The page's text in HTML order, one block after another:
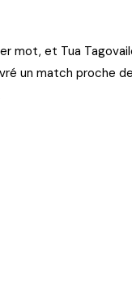
mot, et Tua
un match proche